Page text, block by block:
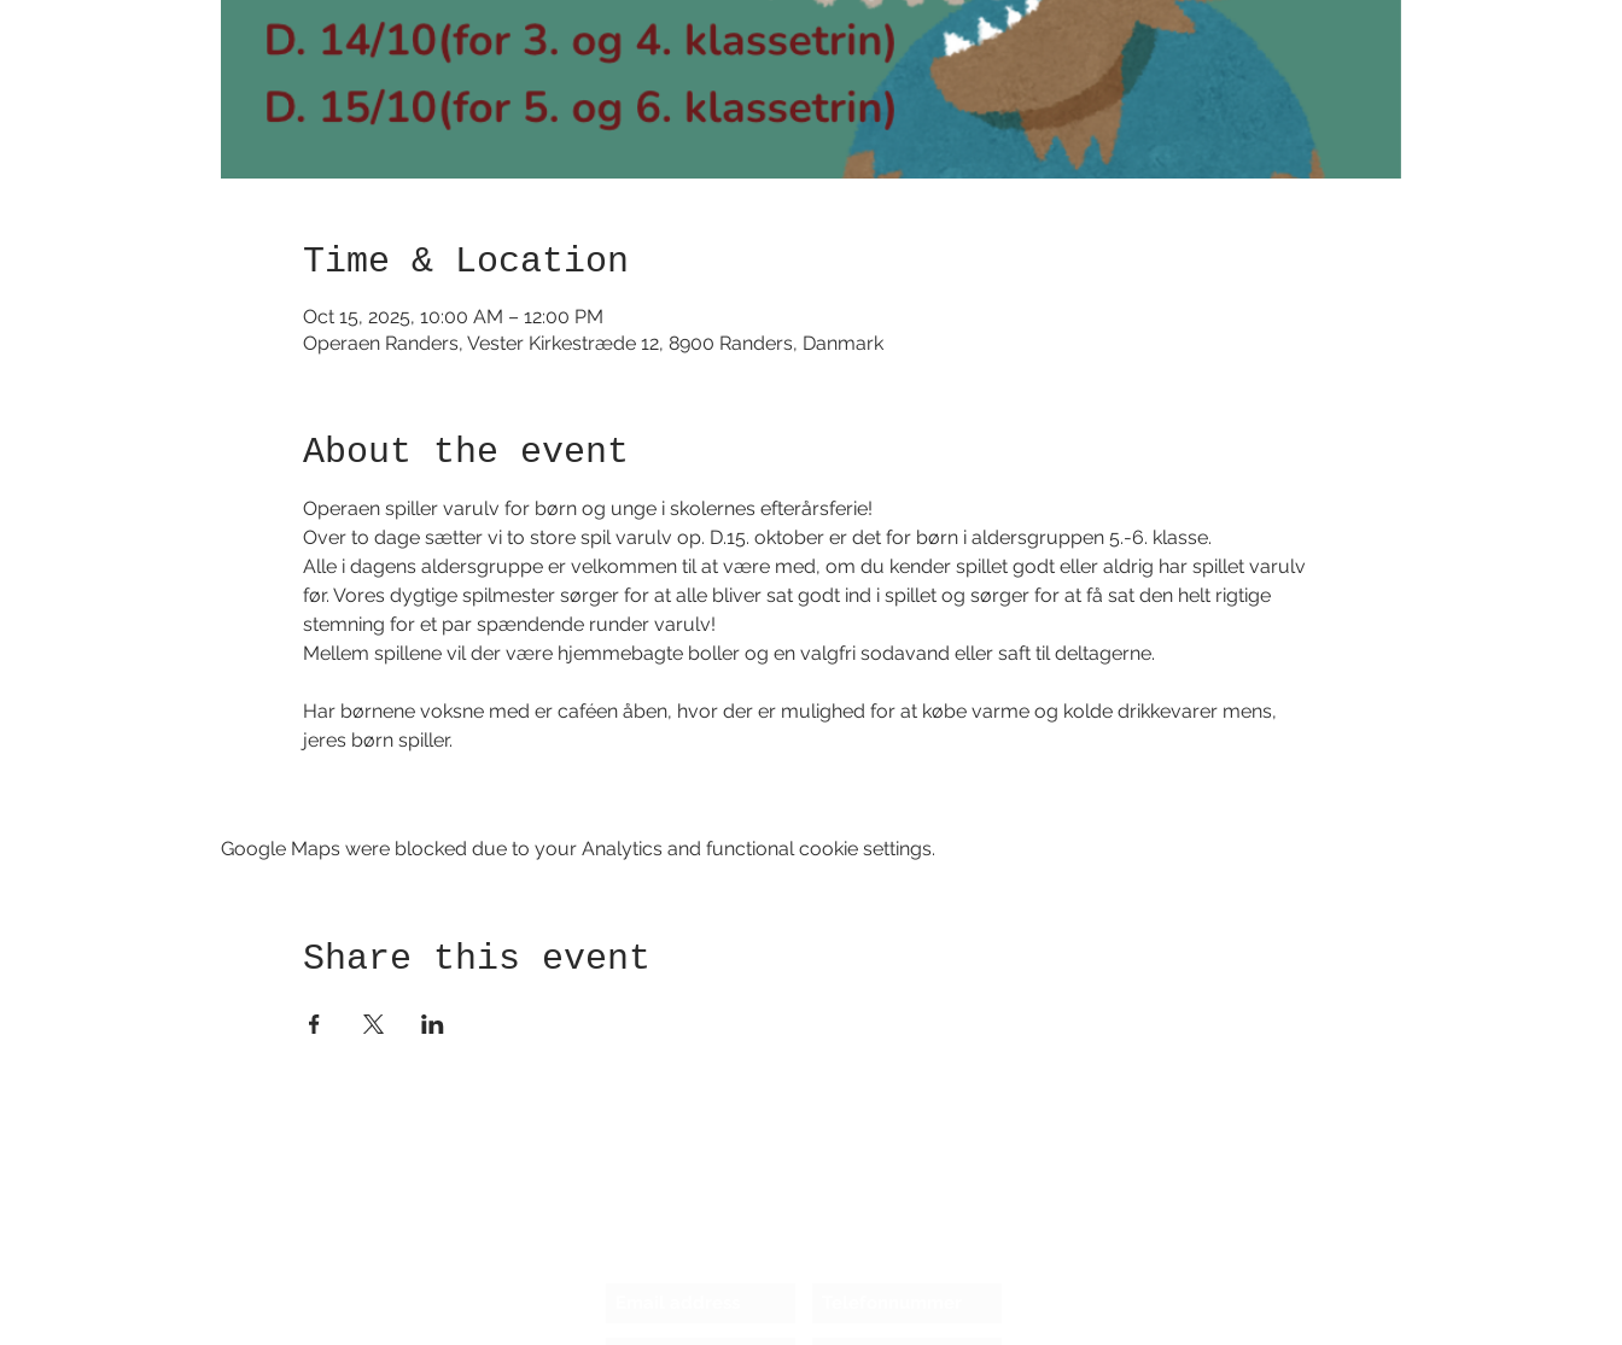
Time & Location
Oct 15, 2025, 10:00 AM – 12:00 PM
Operaen Randers, Vester Kirkestræde 12, 8900 Randers, Danmark
About the event
Operaen spiller varulv for børn og unge i skolernes efterårsferie!
Over to dage sætter vi to store spil varulv op. D.15. oktober er det for børn i aldersgruppen 5.-6. klasse.
Alle i dagens aldersgruppe er velkommen til at være med, om du kender spillet godt eller aldrig har spillet varulv
før. Vores dygtige spilmester sørger for at alle bliver sat godt ind i spillet og sørger for at få sat den helt rigtige
stemning for et par spændende runder varulv!
Mellem spillene vil der være hjemmebagte boller og en valgfri sodavand eller saft til deltagerne.
Har børnene voksne med er caféen åben, hvor der er mulighed for at købe varme og kolde drikkevarer mens,
jeres børn spiller.
Google Maps were blocked due to your Analytics and functional cookie settings.
Share this event